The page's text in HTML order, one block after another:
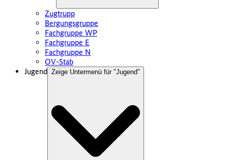
Zugtrupp
Bergungsgruppe
Fachgruppe WP
Fachgruppe E
Fachgruppe N
OV-Stab
Jugend Zeige Untermenü für "Jugend"